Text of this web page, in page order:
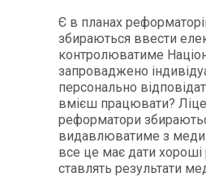
Є в планах
збираються ввести
контролюватиме
запроваджено
персонально
вмієш працювати?
реформатори
видавлюватиме з
все це має дати хороші
ставлять результати